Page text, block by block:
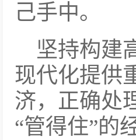
己手中。
坚持构建
现代化提供
济，正确处
“管得住”的